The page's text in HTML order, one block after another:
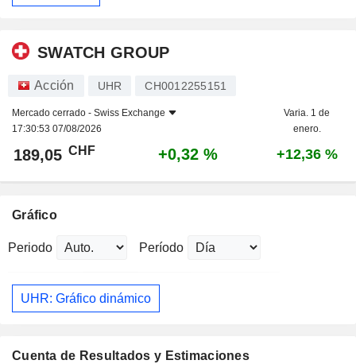
SWATCH GROUP
Acción UHR CH0012255151
Mercado cerrado - Swiss Exchange
17:30:53 07/08/2026
Varia. 1 de
enero.
189,05 CHF +0,32 % +12,36 %
Gráfico
Periodo Período
UHR: Gráfico dinámico
Cuenta de Resultados y Estimaciones